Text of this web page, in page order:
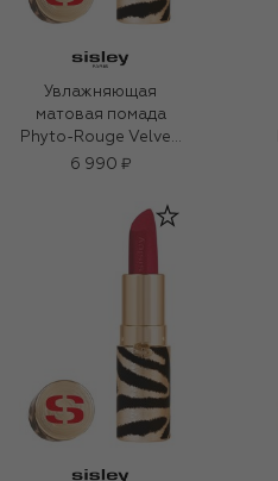
Увлажняющая
матовая помада
Phyto-Rouge Velvet,
оттенок 41
красный (3g)
6 990 ₽